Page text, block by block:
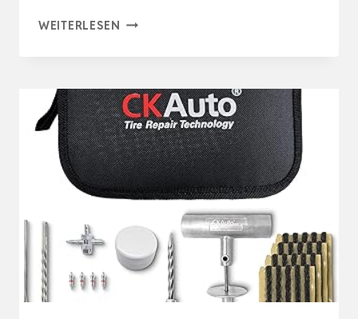
WEITERLESEN 2IN1
MIT
GURTSCHNEIDER
UND
GLASBRECHER
FÜRS
INKL.
ÜBUNGSGLAS|